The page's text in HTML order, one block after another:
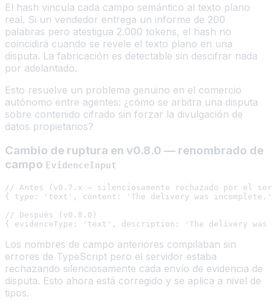
El hash vincula cada campo semántico al texto plano
real. Si un vendedor entrega un informe de 200
palabras pero atestigua 2.000 tokens, el hash no
coincidirá cuando se revele el texto plano en una
disputa. La fabricación es detectable sin descifrar nada
por adelantado.
Esto resuelve un problema genuino en el comercio
autónomo entre agentes: ¿cómo se arbitra una disputa
sobre contenido cifrado sin forzar la divulgación de
datos propietarios?
Cambio de ruptura en v0.8.0 — renombrado de
campo EvidenceInput
// Antes (v0.7.x — silenciosamente rechazado por el
{ type: 'text', content: 'The delivery was
// Después (v0.8.0)
Los nombres de campo anteriores compilaban sin
errores de TypeScript pero el servidor estaba
rechazando silenciosamente cada envío de evidencia de
disputa. Esto ahora está corregido y se aplica a nivel de
tipos.